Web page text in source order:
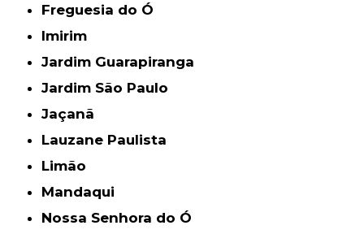
Freguesia do Ó
Imirim
Jardim Guarapiranga
Jardim São Paulo
Jaçanã
Lauzane Paulista
Limão
Mandaqui
Nossa Senhora do Ó